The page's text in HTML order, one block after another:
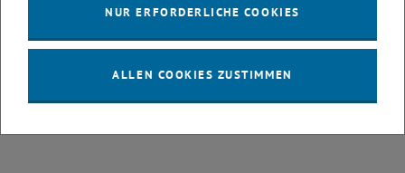
NUR ERFORDERLICHE COOKIES
ALLEN COOKIES ZUSTIMMEN